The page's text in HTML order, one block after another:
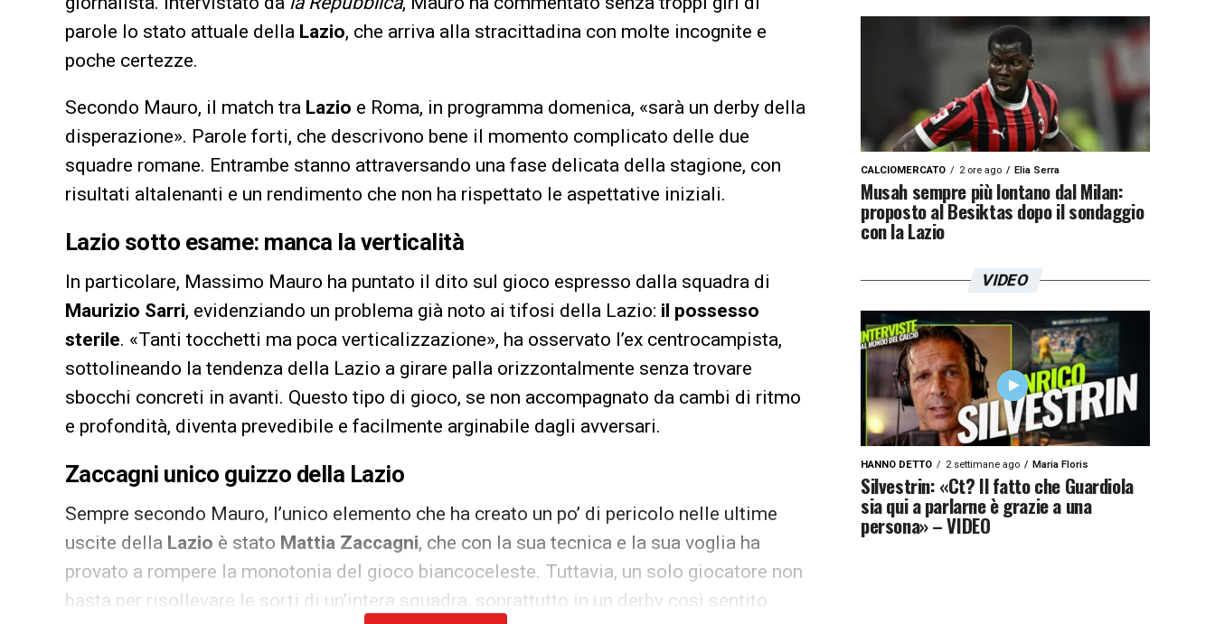
parole lo stato attuale della Lazio, che arriva alla stracittadina con molte incognite e
poche certezze.
Secondo Mauro, il match tra Lazio e Roma, in programma domenica, «sarà un derby della
disperazione». Parole forti, che descrivono bene il momento complicato delle due
squadre romane. Entrambe stanno attraversando una fase delicata della stagione, con
risultati altalenanti e un rendimento che non ha rispettato le aspettative iniziali.
Lazio sotto esame: manca la verticalità
In particolare, Massimo Mauro ha puntato il dito sul gioco espresso dalla squadra di
Maurizio Sarri, evidenziando un problema già noto ai tifosi della Lazio: il possesso
sterile. «Tanti tocchetti ma poca verticalizzazione», ha osservato l’ex centrocampista,
sottolineando la tendenza della Lazio a girare palla orizzontalmente senza trovare
sbocchi concreti in avanti. Questo tipo di gioco, se non accompagnato da cambi di ritmo
e profondità, diventa prevedibile e facilmente arginabile dagli avversari.
Zaccagni unico guizzo della Lazio
Sempre secondo Mauro, l’unico elemento che ha creato un po’ di pericolo nelle ultime
uscite della Lazio è stato Mattia Zaccagni, che con la sua tecnica e la sua voglia ha
provato a rompere la monotonia del gioco biancoceleste. Tuttavia, un solo giocatore non
basta per risollevare le sorti di un’intera squadra, soprattutto in un derby così sentito
CALCIOMERCATO 2 ore ago Elia Serra
Musah sempre più lontano dal Milan:
proposto al Besiktas dopo il sondaggio
con la Lazio
VIDEO
HANNO DETTO 2 settimane ago Maria Floris
Silvestrin: «Ct? Il fatto che Guardiola
sia qui a parlarne è grazie a una
persona» – VIDEO